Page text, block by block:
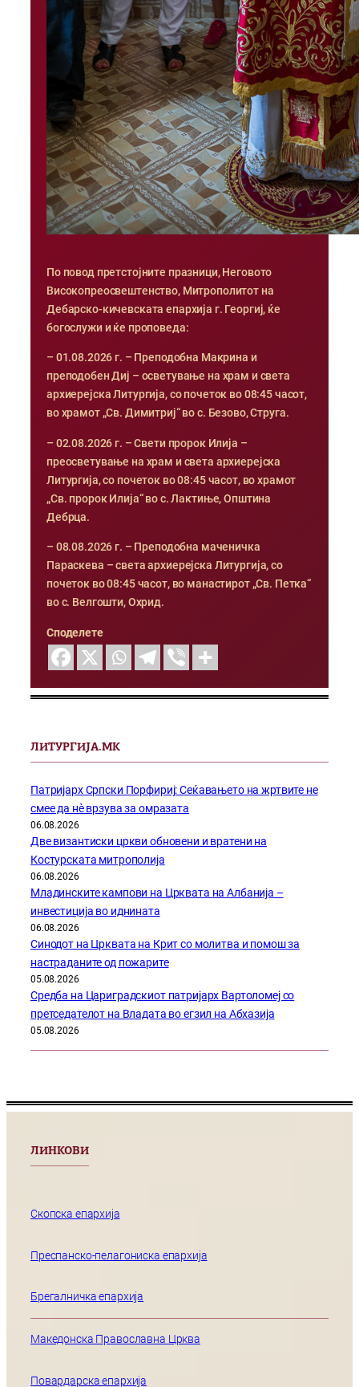
По повод претстојните празници, Неговото
Високопреосвештенство, Митрополитот на
Дебарско-кичевската епархија г. Георгиј, ќе
богослужи и ќе проповеда:
– 01.08.2026 г. – Преподобна Макрина и
преподобен Диј – осветување на храм и света
архиерејска Литургија, со почеток во 08:45 часот,
во храмот „Св. Димитриј“ во с. Безово, Струга.
– 02.08.2026 г. – Свети пророк Илија –
преосветување на храм и света архиерејска
Литургија, со почеток во 08:45 часот, во храмот
„Св. пророк Илија“ во с. Лактиње, Општина
Дебрца.
– 08.08.2026 г. – Преподобна маченичка
Параскева – света архиерејска Литургија, со
почеток во 08:45 часот, во манастирот „Св. Петка“
во с. Велгошти, Охрид.
Споделете
ЛИТУРГИЈА.МК
Патријарх Српски Порфириј: Сеќавањето на жртвите не
смее да нѐ врзува за омразата
06.08.2026
Две византиски цркви обновени и вратени на
Костурската митрополија
06.08.2026
Младинските кампови на Црквата на Албанија –
инвестиција во иднината
06.08.2026
Синодот на Црквата на Крит со молитва и помош за
настраданите од пожарите
05.08.2026
Средба на Цариградскиот патријарх Вартоломеј со
претседателот на Владата во егзил на Абхазија
05.08.2026
ЛИНКОВИ
Скопска епархија
Преспанско-пелагониска епархија
Брегалничка епархија
Македонска Православна Црква
Повардарска епархија